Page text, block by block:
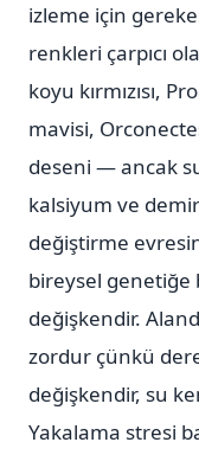
izleme için
renkleri çarpıcı
koyu kırmızısı,
mavisi,
deseni — ancak
kalsiyum ve
değiştirme
bireysel genetiğe
değişkendir.
zordur çünkü
değişkendir, su
Yakalama stresi